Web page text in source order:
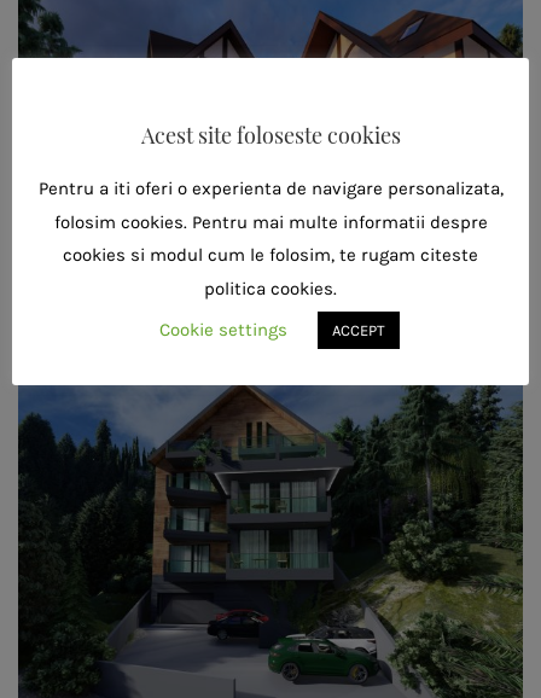
Acest site foloseste cookies
Pentru a iti oferi o experienta de navigare personalizata,
folosim cookies. Pentru mai multe informatii despre
cookies si modul cum le folosim, te rugam citeste
politica cookies.
Cookie settings
ACCEPT